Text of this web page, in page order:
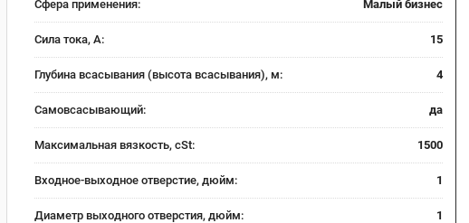
Сфера применения: Малый бизнес
Сила тока, А: 15
Глубина всасывания (высота всасывания), м: 4
Самовсасывающий: да
Максимальная вязкость, cSt: 1500
Входное-выходное отверстие, дюйм: 1
Диаметр выходного отверстия, дюйм: 1